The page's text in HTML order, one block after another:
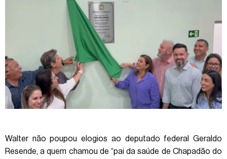
Walter não poupou elogios ao deputado federal Geraldo
Resende, a quem chamou de “pai da saúde de Chapadão do